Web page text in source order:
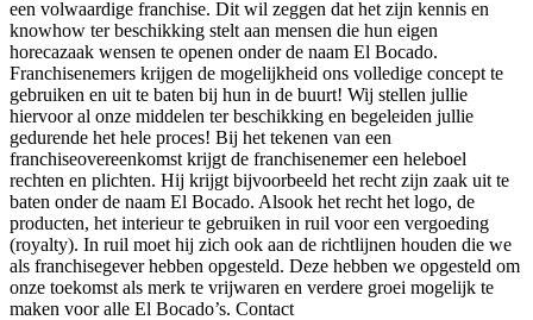
een volwaardige franchise. Dit wil zeggen dat het zijn kennis en
knowhow ter beschikking stelt aan mensen die hun eigen
horecazaak wensen te openen onder de naam El Bocado.
Franchisenemers krijgen de mogelijkheid ons volledige concept te
gebruiken en uit te baten bij hun in de buurt! Wij stellen jullie
hiervoor al onze middelen ter beschikking en begeleiden jullie
gedurende het hele proces! Bij het tekenen van een
franchiseovereenkomst krijgt de franchisenemer een heleboel
rechten en plichten. Hij krijgt bijvoorbeeld het recht zijn zaak uit te
baten onder de naam El Bocado. Alsook het recht het logo, de
producten, het interieur te gebruiken in ruil voor een vergoeding
(royalty). In ruil moet hij zich ook aan de richtlijnen houden die we
als franchisegever hebben opgesteld. Deze hebben we opgesteld om
onze toekomst als merk te vrijwaren en verdere groei mogelijk te
maken voor alle El Bocado’s. Contact